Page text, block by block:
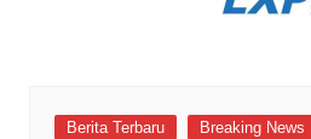
Berita Terbaru Breaking News